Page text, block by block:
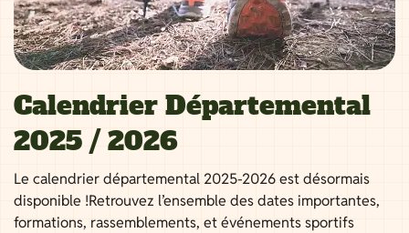
Calendrier Départemental
2025 / 2026
Le calendrier départemental 2025-2026 est désormais
disponible !Retrouvez l’ensemble des dates importantes,
formations, rassemblements, et événements sportifs